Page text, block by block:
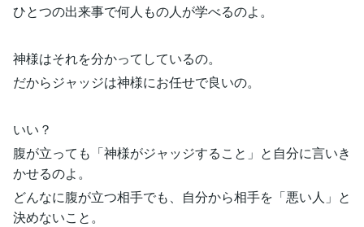
ひとつの出来事で何人もの人が学べるのよ。
神様はそれを分かってしているの。
だからジャッジは神様にお任せで良いの。
いい？
腹が立っても「神様がジャッジすること」と自分に言いき
かせるのよ。
どんなに腹が立つ相手でも、自分から相手を「悪い人」と
決めないこと。